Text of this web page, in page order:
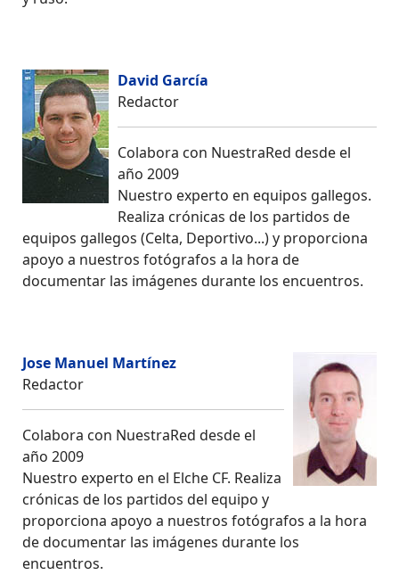
David García
Redactor
Colabora con NuestraRed desde el
año 2009
Nuestro experto en equipos gallegos.
Realiza crónicas de los partidos de
equipos gallegos (Celta, Deportivo...) y proporciona
apoyo a nuestros fotógrafos a la hora de
documentar las imágenes durante los encuentros.
Jose Manuel Martínez
Redactor
Colabora con NuestraRed desde el
año 2009
Nuestro experto en el Elche CF. Realiza
crónicas de los partidos del equipo y
proporciona apoyo a nuestros fotógrafos a la hora
de documentar las imágenes durante los
encuentros.